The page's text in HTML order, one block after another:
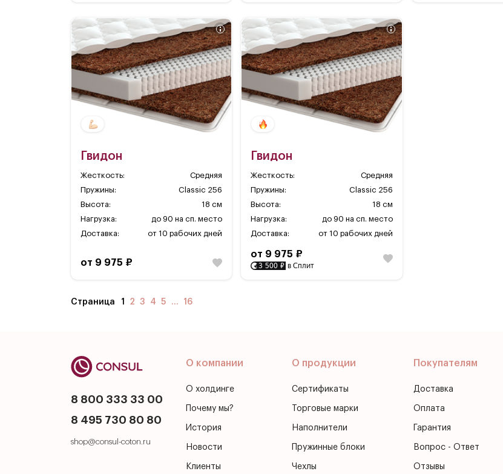
Гвидон
Жесткость:
Средняя
Пружины:
Classic 256
Высота:
18 см
Нагрузка:
до 90 на сп. место
Доставка:
от 10 рабочих дней
от 9 975 ₽
Гвидон
Жесткость:
Средняя
Пружины:
Classic 256
Высота:
18 см
Нагрузка:
до 90 на сп. место
Доставка:
от 10 рабочих дней
от 9 975 ₽
3 500 ₽ в Сплит
Страница 1 2 3 4 5 ... 16
8 800 333 33 00
8 495 730 80 80
shop@consul-coton.ru
О компании
О холдинге
Почему мы?
История
Новости
Клиенты
О продукции
Сертификаты
Торговые марки
Наполнители
Пружинные блоки
Чехлы
Покупателям
Доставка
Оплата
Гарантия
Вопрос - Ответ
Отзывы